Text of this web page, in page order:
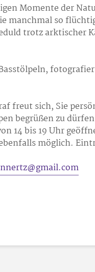
Momente der
manchmal so
trotz arktischer
freut sich, Sie
begrüßen zu
14 bis 19 Uhr
möglich.